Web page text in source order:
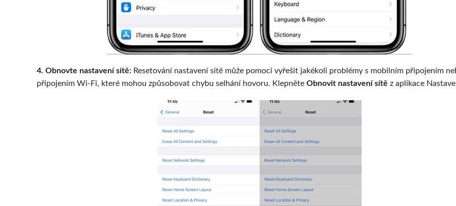
4. Obnovte nastavení sítě: Resetování nastavení sítě může pomoci vyřešit jakékoli problémy s mobilním připojením
připojením Wi-Fi, které mohou způsobovat chybu selhání hovoru. Klepněte Obnovit nastavení sítě z aplikace